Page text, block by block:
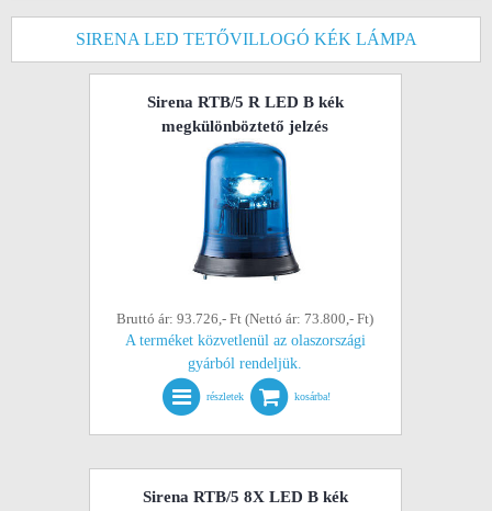
SIRENA LED TETŐVILLOGÓ KÉK LÁMPA
Sirena RTB/5 R LED B kék
megkülönböztető jelzés
Bruttó ár: 93.726,- Ft (Nettó ár: 73.800,- Ft)
A terméket közvetlenül az olaszországi
gyárból rendeljük.
részletek kosárba!
Sirena RTB/5 8X LED B kék